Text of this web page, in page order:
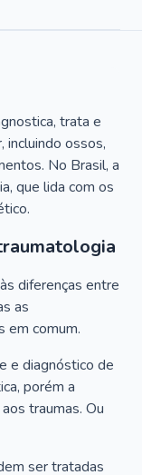
trata e
ossos,
No Brasil, a
que lida com os
diferenças entre
as
em comum.
e diagnóstico de
porém a
traumas. Ou
ser tratadas